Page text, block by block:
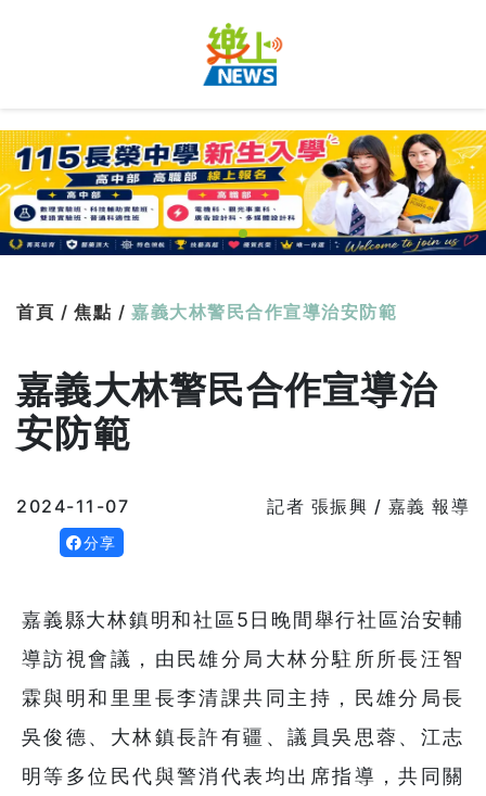
首頁 / 焦點 / 嘉義大林警民合作宣導治安防範
嘉義大林警民合作宣導治
安防範
2024-11-07 記者 張振興 / 嘉義 報導
分享
嘉義縣大林鎮明和社區5日晚間舉行社區治安輔
導訪視會議，由民雄分局大林分駐所所長汪智
霖與明和里里長李清課共同主持，民雄分局長
吳俊德、大林鎮長許有疆、議員吳思蓉、江志
明等多位民代與警消代表均出席指導，共同關